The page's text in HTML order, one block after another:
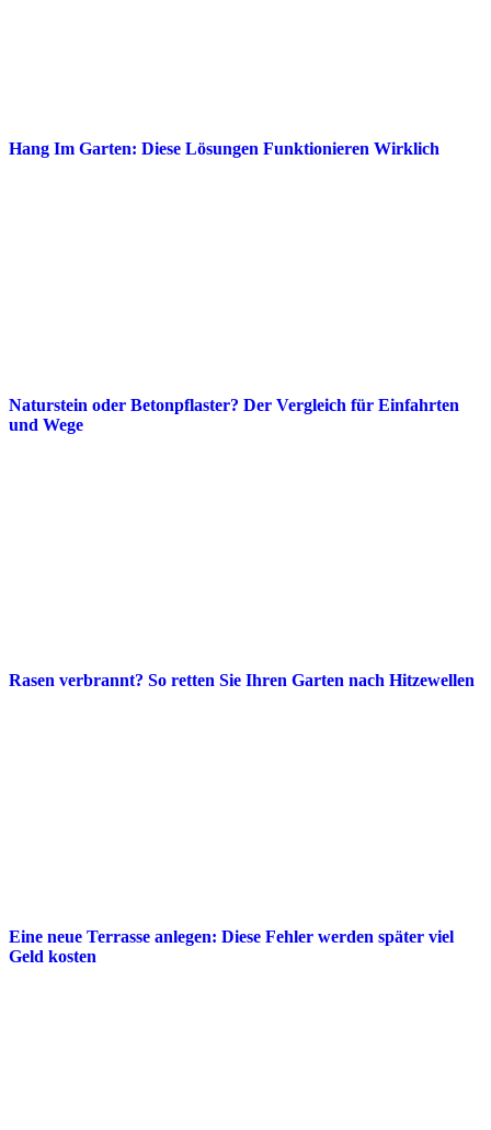
Hang Im Garten: Diese Lösungen Funktionieren Wirklich
Naturstein oder Betonpflaster? Der Vergleich für Einfahrten
und Wege
Rasen verbrannt? So retten Sie Ihren Garten nach Hitzewellen
Eine neue Terrasse anlegen: Diese Fehler werden später viel
Geld kosten